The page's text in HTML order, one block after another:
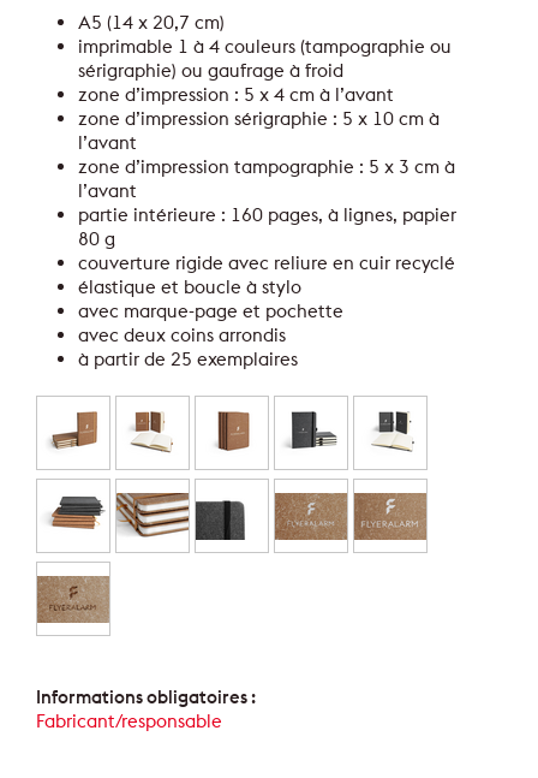
A5 (14 x 20,7 cm)
imprimable 1 à 4 couleurs (tampographie ou
sérigraphie) ou gaufrage à froid
zone d’impression : 5 x 4 cm à l’avant
zone d’impression sérigraphie : 5 x 10 cm à
l’avant
zone d’impression tampographie : 5 x 3 cm à
l’avant
partie intérieure : 160 pages, à lignes, papier
80 g
couverture rigide avec reliure en cuir recyclé
élastique et boucle à stylo
avec marque-page et pochette
avec deux coins arrondis
à partir de 25 exemplaires
Informations obligatoires :
Fabricant/responsable